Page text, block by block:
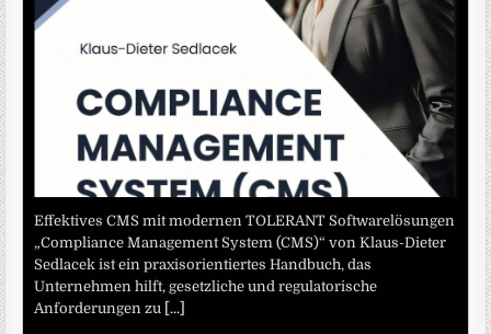
Effektives CMS mit modernen TOLERANT Softwarelösungen
„Compliance Management System (CMS)“ von Klaus-Dieter
Sedlacek ist ein praxisorientiertes Handbuch, das
Unternehmen hilft, gesetzliche und regulatorische
Anforderungen zu [...]